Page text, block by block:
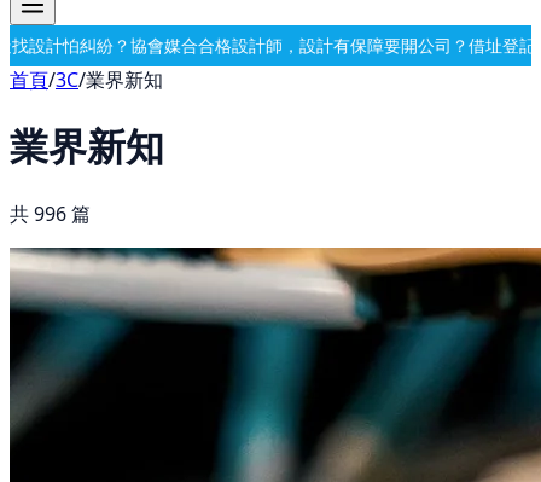
設計師，設計有保障要開公司？借址登記・公司設立・工商登記一次辦
首頁/3C/業界新知
業界新知
共996篇